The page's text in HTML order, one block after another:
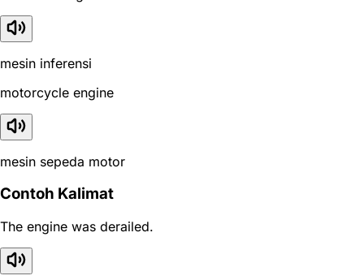
mesin inferensi
motorcycle engine
mesin sepeda motor
Contoh Kalimat
The engine was derailed.